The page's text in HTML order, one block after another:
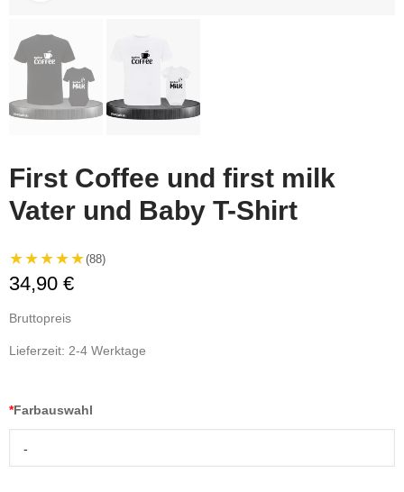
First Coffee und first milk
Vater und Baby T-Shirt
★★★★★(88)
34,90 €
Bruttopreis
Lieferzeit: 2-4 Werktage
*Farbauswahl
-